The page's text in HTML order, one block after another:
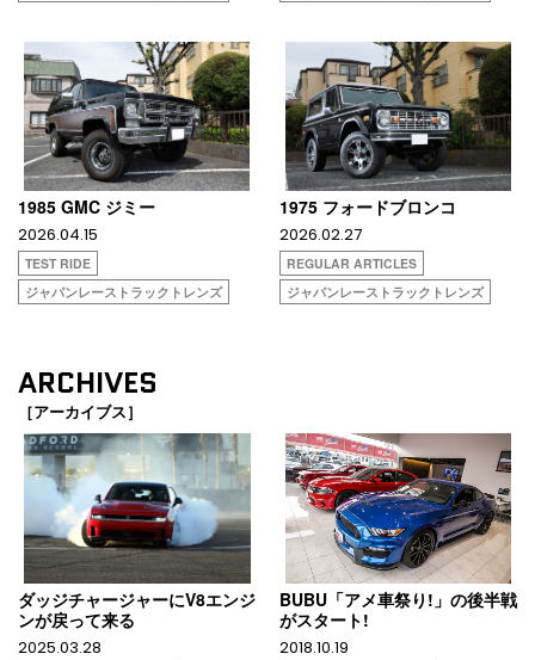
1985 GMC ジミー
2026.04.15
TEST RIDE
ジャパンレーストラックトレンズ
1975 フォードブロンコ
2026.02.27
REGULAR ARTICLES
ジャパンレーストラックトレンズ
ARCHIVES
［アーカイブス］
ダッジチャージャーにV8エンジ
ンが戻って来る
2025.03.28
BUBU「アメ車祭り!」の後半戦
がスタート!
2018.10.19